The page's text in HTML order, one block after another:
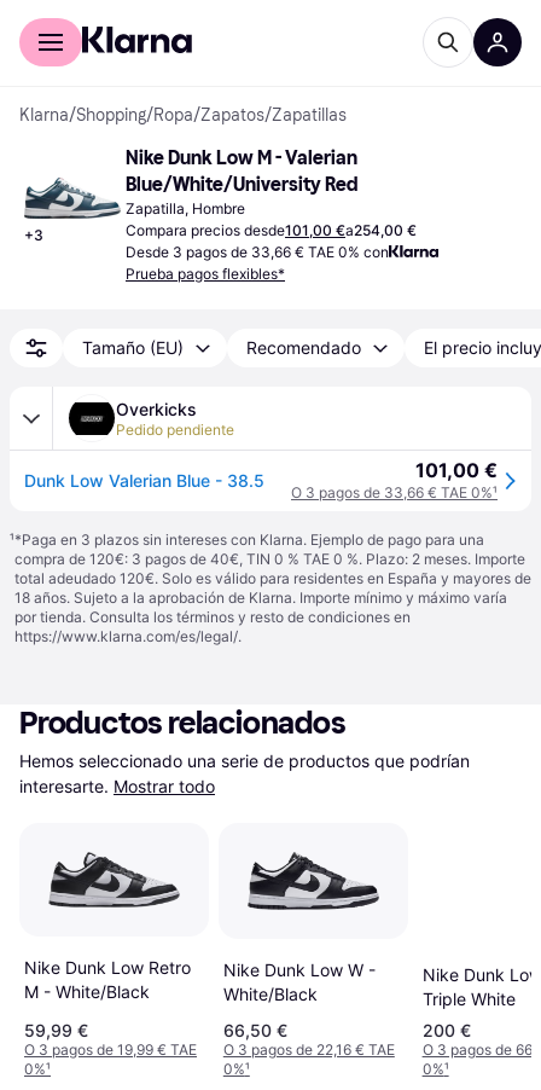
Comprar con Klarna
Klarna/Shopping/Ropa/Zapatos/Zapatillas
+3
Nike Dunk Low M - Valerian
Blue/White/University Red
Zapatilla, Hombre
Compara precios desde101,00 €a254,00 €
Desde 3 pagos de 33,66 € TAE 0% con
Prueba pagos flexibles*
Tamaño (EU) Recomendado El precio
Overkicks
Pedido pendiente
Dunk Low Valerian Blue - 38.5 101,00 €
O 3 pagos de 33,66 € TAE 0%¹
¹*Paga en 3 plazos sin intereses con Klarna. Ejemplo de pago para una
compra de 120€: 3 pagos de 40€, TIN 0 % TAE 0 %. Plazo: 2 meses. Importe
total adeudado 120€. Solo es válido para residentes en España y mayores de
18 años. Sujeto a la aprobación de Klarna. Importe mínimo y máximo varía
por tienda. Consulta los términos y resto de condiciones en
https://www.klarna.com/es/legal/.
Productos relacionados
Hemos seleccionado una serie de productos que podrían
interesarte. Mostrar todo
Nike Dunk Low Retro
M - White/Black
59,99 €
O 3 pagos de 19,99 € TAE
0%¹
Nike Dunk Low W -
White/Black
66,50 €
O 3 pagos de 22,16 € TAE
0%¹
Nike Dunk
Triple White
200 €
O 3 pagos de
0%¹